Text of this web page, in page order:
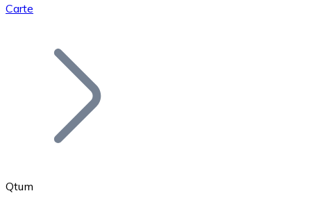
Bitcoin
Carte
Qtum